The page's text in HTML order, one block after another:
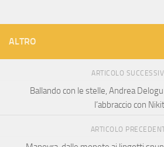
ALTRO
ARTICOLO
Ballando con le stelle, Andrea
l’abbraccio con
ARTICOLO